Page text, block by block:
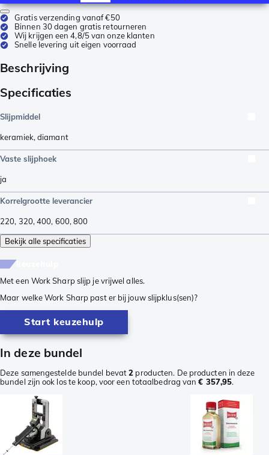
Gratis verzending vanaf €50
Binnen 30 dagen gratis retourneren
Wij krijgen een 4,8/5 van onze klanten
Snelle levering uit eigen voorraad
Beschrijving
Specificaties
Slijpmiddel
keramiek,diamant
Vaste slijphoek
ja
Korrelgrootte leverancier
220, 320,400, 600,800
Bekijk alle specificaties
Met een Work Sharp slijp je vrijwel alles.
Maar welke Work Sharp past er bij jouw slijpklus(sen)?
Start keuzehulp
In deze bundel
Deze samengestelde bundel bevat2 producten. De producten in deze
bundel zijn ook los te koop, voor een totaalbedrag van€ 357,95.